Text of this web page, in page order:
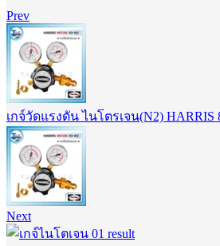
Prev
เกจ์วัดแรงดัน ไนโตรเจน(N2) HARRIS
Next